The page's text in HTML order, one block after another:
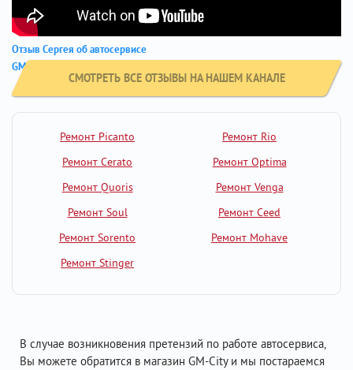
Отзыв Сергея об автосервисе
GM-City - Хендай Элантра
СМОТРЕТЬ ВСЕ ОТЗЫВЫ НА НАШЕМ КАНАЛЕ
Ремонт Picanto
Ремонт Rio
Ремонт Cerato
Ремонт Optima
Ремонт Quoris
Ремонт Venga
Ремонт Soul
Ремонт Ceed
Ремонт Sorento
Ремонт Mohave
Ремонт Stinger
В случае возникновения претензий по работе автосервиса,
Вы можете обратится в магазин GM-City и мы постараемся